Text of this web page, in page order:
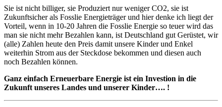
Sie ist nicht billiger, sie Produziert nur weniger CO2, sie ist
Zukunftsicher als Fosslie Energieträger und hier denke ich liegt der
Vorteil, wenn in 10-20 Jahren die Fosslie Energie so teuer wird das
man sie nicht mehr Bezahlen kann, ist Deutschland gut Gerüstet, wir
(alle) Zahlen heute den Preis damit unsere Kinder und Enkel
weiterhin Strom aus der Steckdose bekommen und diesen auch
noch Bezahlen können.
Ganz einfach Erneuerbare Energie ist ein Investion in die
Zukunft unseres Landes und unserer Kinder…. !